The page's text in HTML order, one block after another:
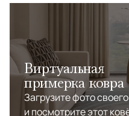
Виртуальная
примерка ковра
Загрузите фото
и посмотрите этот